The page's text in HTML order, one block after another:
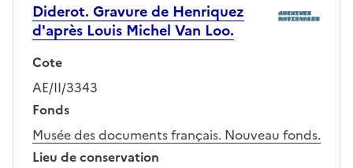
Diderot. Gravure de Henriquez
d'après Louis Michel Van Loo.
Cote
AE/II/3343
Fonds
Musée des documents français. Nouveau fonds.
Lieu de conservation